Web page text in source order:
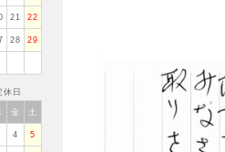
21 22
28 29
日
金 土
4 5